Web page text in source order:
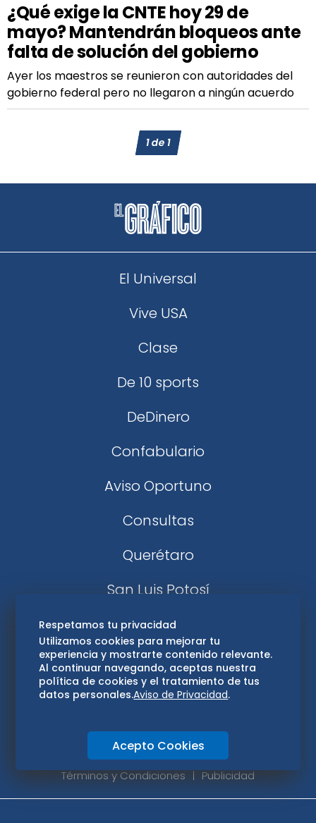
¿Qué exige la CNTE hoy 29 de
mayo? Mantendrán bloqueos ante
falta de solución del gobierno
Ayer los maestros se reunieron con autoridades del
gobierno federal pero no llegaron a ningún acuerdo
1de1
El Universal
Vive USA
Clase
De 10 sports
DeDinero
Confabulario
Aviso Oportuno
Consultas
Querétaro
San Luis Potosí
Edomex
Consultas
Hidalgo
Oaxaca
Aviso de privacidad
Directorio
Términos y Condiciones
Publicidad
Respetamos tu privacidad
Utilizamos cookies para mejorar tu
experiencia y mostrarte contenido relevante.
Al continuar navegando, aceptas nuestra
política de cookies y el tratamiento de tus
datos personales.Aviso de Privacidad.
Acepto Cookies